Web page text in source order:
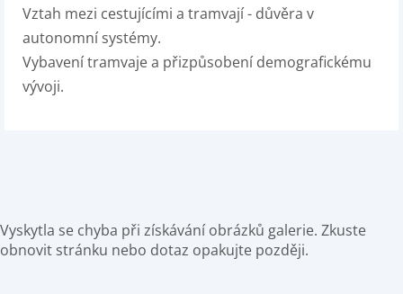
Vztah mezi cestujícími a tramvají - důvěra v
autonomní systémy.
Vybavení tramvaje a přizpůsobení demografickému
vývoji.
Vyskytla se chyba při získávání obrázků galerie. Zkuste
obnovit stránku nebo dotaz opakujte později.